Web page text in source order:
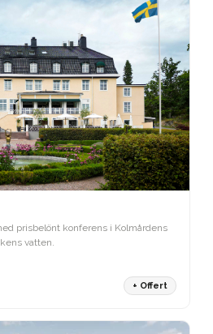
prisbelönt konferens i Kolmårdens
vatten.
+ Offert